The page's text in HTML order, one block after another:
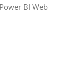
BI Web